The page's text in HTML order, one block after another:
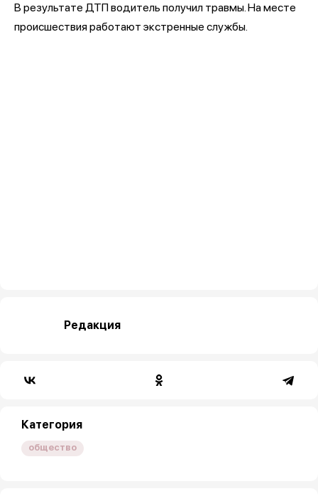
В результате ДТП водитель получил травмы. На месте
происшествия работают экстренные службы.
Редакция
Категория
общество